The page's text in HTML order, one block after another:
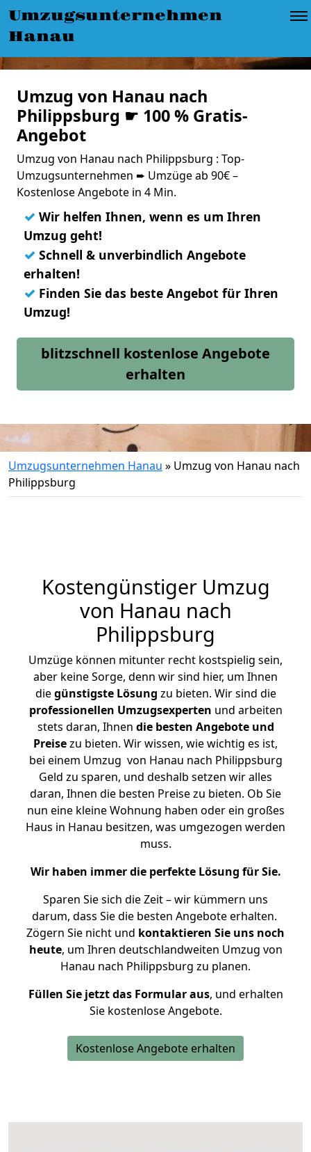
Umzugsunternehmen
Hanau
Umzug von Hanau nach
Philippsburg ☛ 100 % Gratis-
Angebot
Umzug von Hanau nach Philippsburg : Top-
Umzugsunternehmen ➨ Umzüge ab 90€ –
Kostenlose Angebote in 4 Min.
✓ Wir helfen Ihnen, wenn es um Ihren
Umzug geht!
✓ Schnell & unverbindlich Angebote
erhalten!
✓ Finden Sie das beste Angebot für Ihren
Umzug!
blitzschnell kostenlose Angebote
erhalten
Umzugsunternehmen Hanau » Umzug von Hanau nach
Philippsburg
Kostengünstiger Umzug
von Hanau nach
Philippsburg
Umzüge können mitunter recht kostspielig sein,
aber keine Sorge, denn wir sind hier, um Ihnen
diegünstigste Lösung zu bieten. Wir sind die
professionellen Umzugsexperten und arbeiten
stets daran, Ihnen die besten Angebote und
Preisezu bieten. Wir wissen, wie wichtig es ist,
bei einem Umzug von Hanau nach Philippsburg
Geld zu sparen, und deshalb setzen wir alles
daran, Ihnen die besten Preise zu bieten. Ob Sie
nun eine kleine Wohnung haben oder ein großes
Haus in Hanau besitzen, was umgezogen werden
muss.
Wir haben immer die perfekte Lösung für Sie.
Sparen Sie sich die Zeit – wir kümmern uns
darum, dass Sie die besten Angebote erhalten.
Zögern Sie nicht und kontaktieren Sie uns noch
heute, um Ihren deutschlandweiten Umzug von
Hanau nach Philippsburg zu planen.
Füllen Sie jetzt das Formular aus, und erhalten
Sie kostenlose Angebote.
Kostenlose Angebote erhalten